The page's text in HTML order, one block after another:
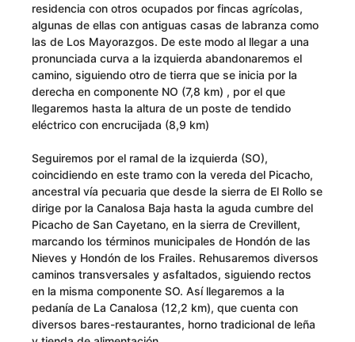
residencia con otros ocupados por fincas agrícolas,
algunas de ellas con antiguas casas de labranza como
las de Los Mayorazgos. De este modo al llegar a una
pronunciada curva a la izquierda abandonaremos el
camino, siguiendo otro de tierra que se inicia por la
derecha en componente NO (7,8 km) , por el que
llegaremos hasta la altura de un poste de tendido
eléctrico con encrucijada (8,9 km)
Seguiremos por el ramal de la izquierda (SO),
coincidiendo en este tramo con la vereda del Picacho,
ancestral vía pecuaria que desde la sierra de El Rollo se
dirige por la Canalosa Baja hasta la aguda cumbre del
Picacho de San Cayetano, en la sierra de Crevillent,
marcando los términos municipales de Hondón de las
Nieves y Hondón de los Frailes. Rehusaremos diversos
caminos transversales y asfaltados, siguiendo rectos
en la misma componente SO. Así llegaremos a la
pedanía de La Canalosa (12,2 km), que cuenta con
diversos bares-restaurantes, horno tradicional de leña